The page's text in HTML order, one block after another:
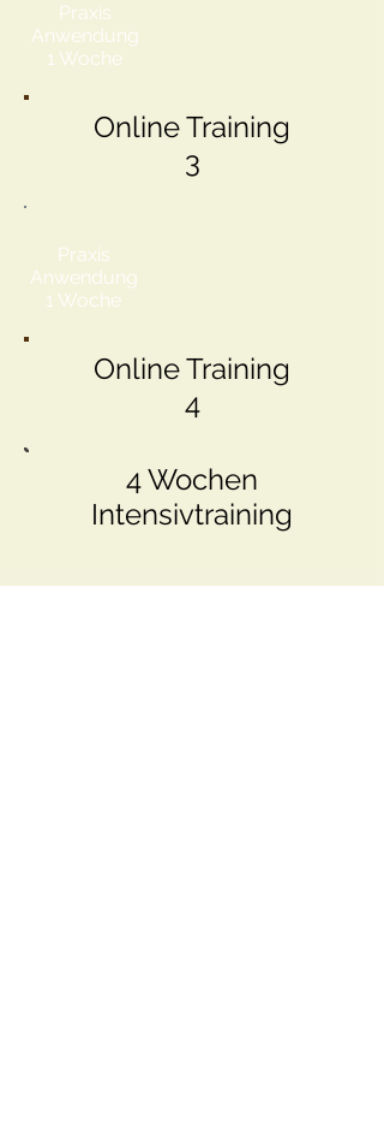
Praxis
Anwendung
1 Woche
Online Training
3
Praxis
Anwendung
1 Woche
Online Training
4
4 Wochen
Intensivtraining